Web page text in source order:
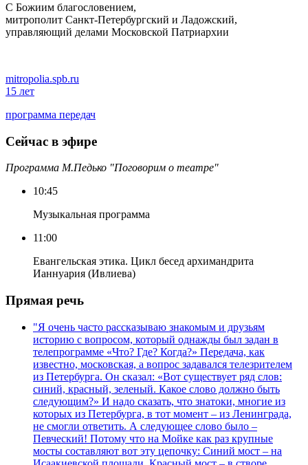
С Божиим благословением,
митрополит Санкт-Петербургский и Ладожский,
управляющий делами Московской Патриархии
mitropolia.spb.ru
15 лет
программа передач
Сейчас в эфире
Программа М.Педько "Поговорим о театре"
10:45
Музыкальная программа
11:00
Евангельская этика. Цикл бесед архимандрита
Ианнуария (Ивлиева)
Прямая речь
"Я очень часто рассказываю знакомым и друзьям
историю с вопросом, который однажды был задан в
телепрограмме «Что? Где? Когда?» Передача, как
известно, московская, а вопрос задавался телезрителем
из Петербурга. Он сказал: «Вот существует ряд слов:
синий, красный, зеленый. Какое слово должно быть
следующим?» И надо сказать, что знатоки, многие из
которых из Петербурга, в тот момент – из Ленинграда,
не смогли ответить. А следующее слово было –
Певческий! Потому что на Мойке как раз крупные
мосты составляют вот эту цепочку: Синий мост – на